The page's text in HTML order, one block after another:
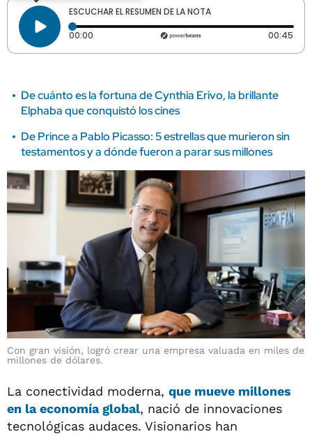
ESCUCHAR EL RESUMEN DE LA NOTA
00:00 Tiempo transcurrido: 0 segundos 00:45
De cuánto es la fortuna de Cynthia Erivo, la brillante
Elphaba que conquistó los cines
De Prince a Pablo Picasso: 5 estrellas que murieron sin
testamentos y a dónde fueron a parar sus millones
Con gran visión, logró crear una empresa valuada en miles de
millones de dólares.
La conectividad moderna, que mueve millones
en la economía global, nació de innovaciones
tecnológicas audaces. Visionarios han